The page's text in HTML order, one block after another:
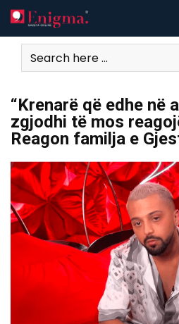
Skip
to
content
“Krenarë që edhe në
zgjodhi të mos
Reagon familja e